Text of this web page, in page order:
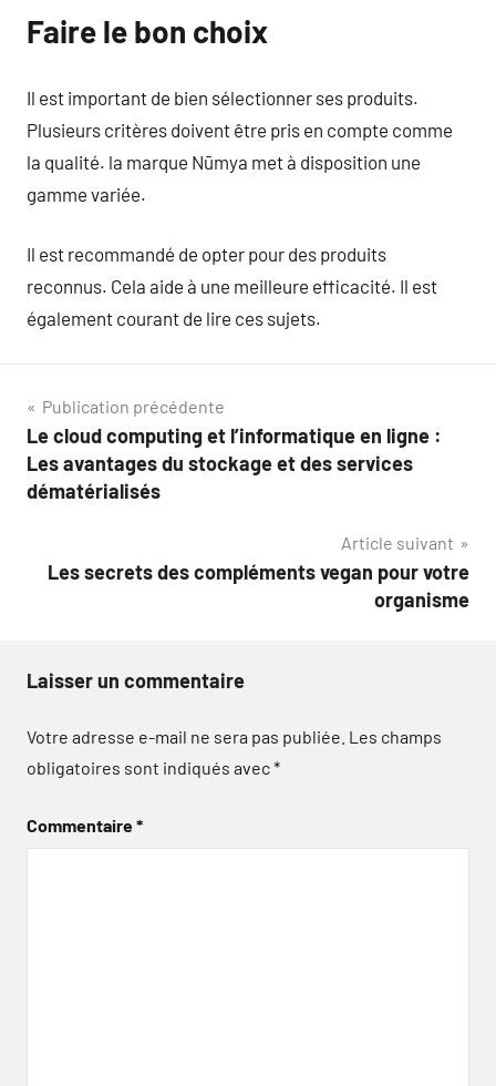
Faire le bon choix
Il est important de bien sélectionner ses produits.
Plusieurs critères doivent être pris en compte comme
la qualité. la marque Nūmya met à disposition une
gamme variée.
Il est recommandé de opter pour des produits
reconnus. Cela aide à une meilleure efficacité. Il est
également courant de lire ces sujets.
Navigation
de
l’article
Publication précédente
Le cloud computing et l’informatique en ligne :
Les avantages du stockage et des services
dématérialisés
Article suivant
Les secrets des compléments vegan pour votre
organisme
Laisser un commentaire
Votre adresse e-mail ne sera pas publiée. Les champs
obligatoires sont indiqués avec*
Commentaire*